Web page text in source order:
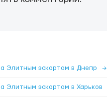
Элитным эскортом в Днепр →
Элитным эскортом в Харьков